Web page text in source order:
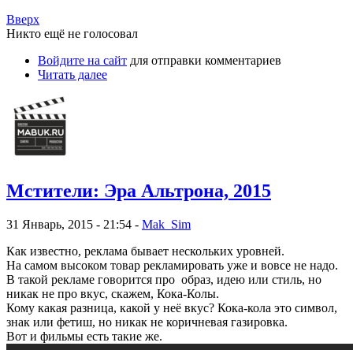
Вверх
Никто ещё не голосовал
Войдите на сайт для отправки комментариев
Читать далее
Мстители: Эра Альтрона, 2015
31 Январь, 2015 - 21:54 - Mak_Sim
Как известно, реклама бывает нескольких уровней.
На самом высоком товар рекламировать уже и вовсе не надо.
В такой рекламе говорится про образ, идею или стиль, но
никак не про вкус, скажем, Кока-Колы.
Кому какая разница, какой у неё вкус? Кока-кола это символ,
знак или фетиш, но никак не коричневая газировка.
Вот и фильмы есть такие же.